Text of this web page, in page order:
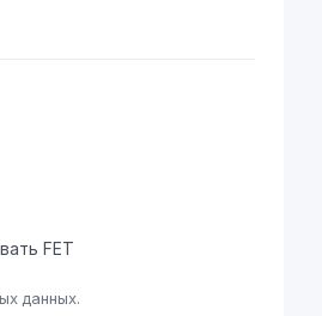
FET
данных.